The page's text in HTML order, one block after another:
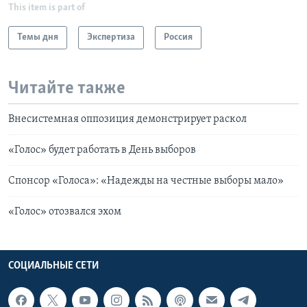
Learning English
Языки
This item is part of
Темы дня Экспертиза Россия
Читайте также
Внесистемная оппозиция демонстрирует раскол
«Голос» будет работать в День выборов
Спонсор «Голоса»: «Надежды на честные выборы мало»
«Голос» отозвался эхом
СОЦИАЛЬНЫЕ СЕТИ